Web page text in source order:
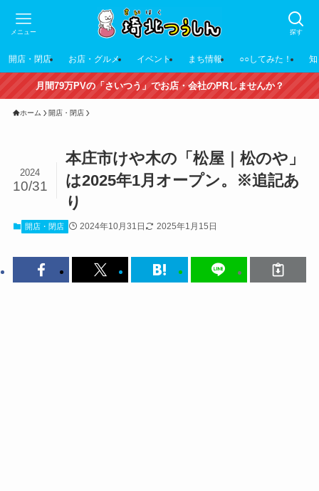
探す
メニュー
開店・閉店 お店・グルメ イベント まち情報 ○○してみた！
月間79万PVの「さいつう」でお店・会社のPRしませんか？
ホーム 開店・閉店
本庄市けや木の「松屋｜松のや」
は2025年1月オープン。※追記あ
り
2024
10/31
開店・閉店 2024年10月31日 2025年1月15日